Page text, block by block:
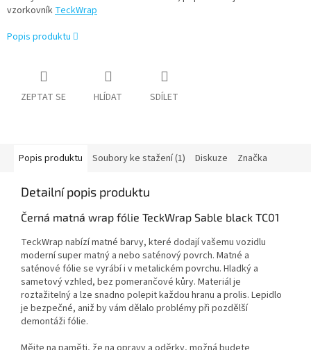
vzorkovníkTeckWrap
Popis produktu
ZEPTAT SE HLÍDAT SDÍLET
Popis produktu Soubory ke stažení (1) Diskuze Značka
Detailní popis produktu
Černá matná wrap fólie TeckWrap Sable black TC01
TeckWrap nabízí matné barvy, které dodají vašemu vozidlu
moderní super matný a nebo saténový povrch. Matné a
saténové fólie se vyrábí i v metalickém povrchu. Hladký a
sametový vzhled, bez pomerančové kůry. Materiál je
roztažitelný a lze snadno polepit každou hranu a prolis. Lepidlo
je bezpečné, aniž by vám dělalo problémy při pozdělší
demontáži fólie.